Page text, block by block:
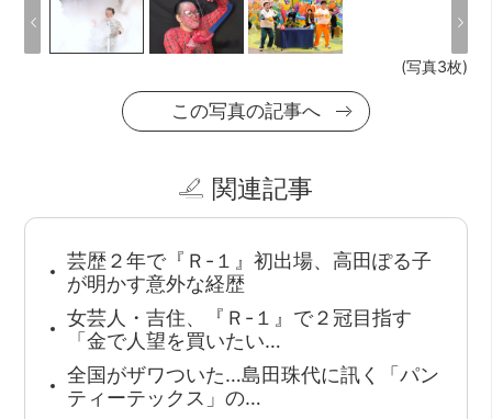
(写真3枚)
この写真の記事へ
関連記事
芸歴２年で『Ｒ-１』初出場、高田ぽる子
が明かす意外な経歴
女芸人・吉住、『Ｒ-１』で２冠目指す
「金で人望を買いたい…
全国がザワついた…島田珠代に訊く「パン
ティーテックス」の…